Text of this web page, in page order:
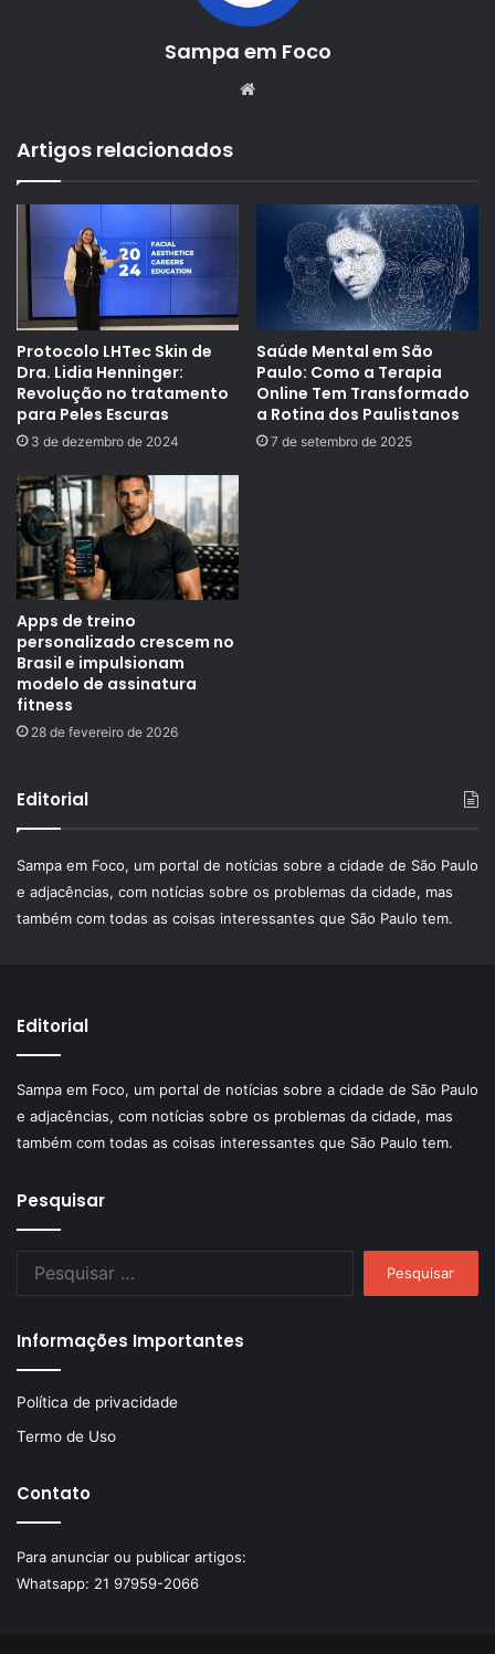
Sampa em Foco
Website
Artigos relacionados
Protocolo LHTec Skin de
Dra. Lidia Henninger:
Revolução no tratamento
para Peles Escuras
3 de dezembro de 2024
Saúde Mental em São
Paulo: Como a Terapia
Online Tem Transformado
a Rotina dos Paulistanos
7 de setembro de 2025
Apps de treino
personalizado crescem no
Brasil e impulsionam
modelo de assinatura
fitness
28 de fevereiro de 2026
Editorial
Sampa em Foco, um portal de notícias sobre a cidade de São Paulo
e adjacências, com notícias sobre os problemas da cidade, mas
também com todas as coisas interessantes que São Paulo tem.
Editorial
Sampa em Foco, um portal de notícias sobre a cidade de São Paulo
e adjacências, com notícias sobre os problemas da cidade, mas
também com todas as coisas interessantes que São Paulo tem.
Pesquisar
Informações Importantes
Política de privacidade
Termo de Uso
Contato
Para anunciar ou publicar artigos:
Whatsapp: 21 97959-2066